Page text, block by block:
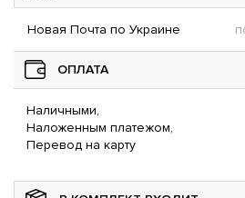
Новая Почта по Украине
ОПЛАТА
Наличными,
Наложенным платежом,
Перевод на карту